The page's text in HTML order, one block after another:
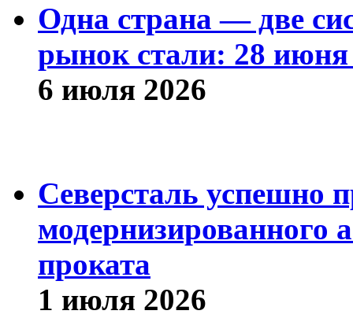
Одна страна — две
рынок стали: 28
6 июля 2026
Северсталь успешно
модернизированного
проката
1 июля 2026